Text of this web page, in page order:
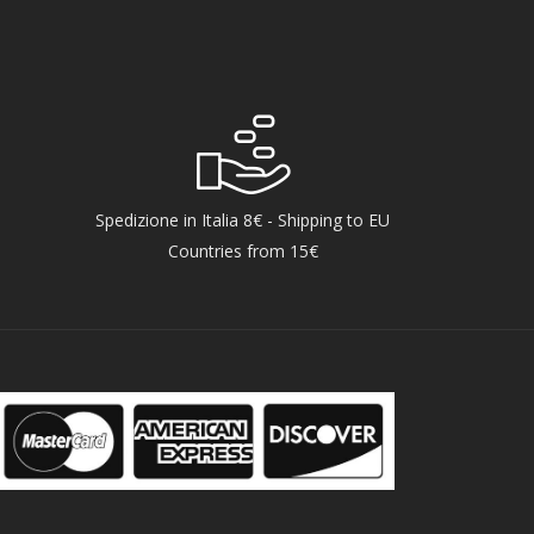
Spedizione in Italia 8€ - Shipping to EU
Countries from 15€